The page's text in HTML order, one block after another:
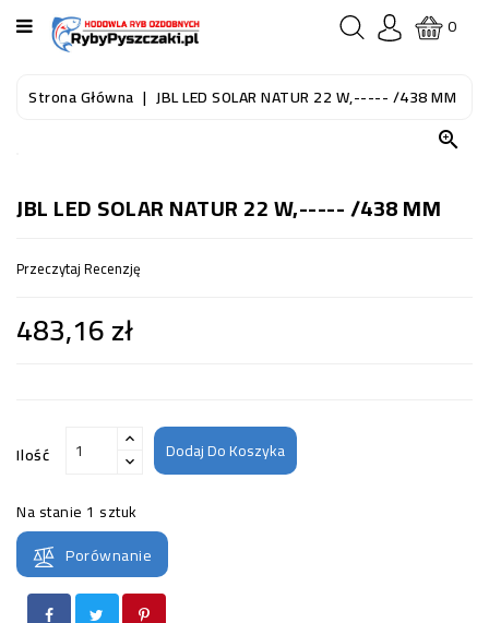
KATEGORIA
STRONA
AKWARIOWE
DO
WODNEGO
I
(SPRZĘT)
OCZKO
WODNE
(SPRZĘT)
KONTAKT
0
Strona Główna JBL LED SOLAR NATUR 22 W,----- /438 MM

JBL LED SOLAR NATUR 22 W,----- /438 MM
Przeczytaj Recenzję
483,16 zł
Ilość Dodaj Do Koszyka
Na stanie 1 sztuk
Porównanie